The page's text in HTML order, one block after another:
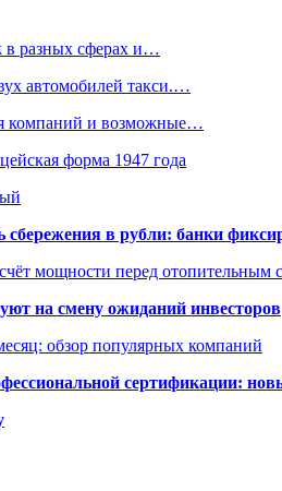
в разных сферах и…
автомобилей такси.…
компаний и возможные…
форма 1947 года
сбережения в рубли: банки
мощности перед отопительным
на смену ожиданий инвесторов
обзор популярных компаний
сертификации: